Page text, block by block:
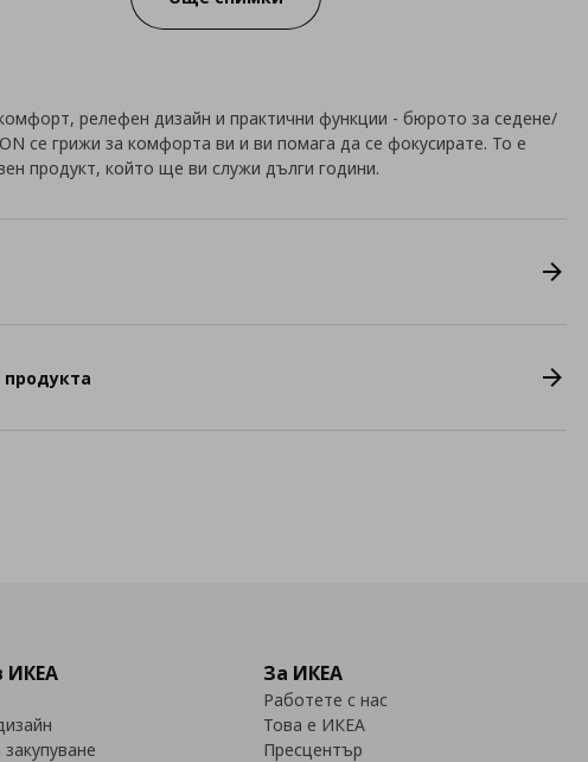
релефен дизайн и практични функции - бюрото за седене/
се грижи за комфорта ви и ви помага да се фокусирате. То е
продукт, който ще ви служи дълги години.
ИКЕА За ИКЕА
Работете с нас
Това е ИКЕА
Пресцентър